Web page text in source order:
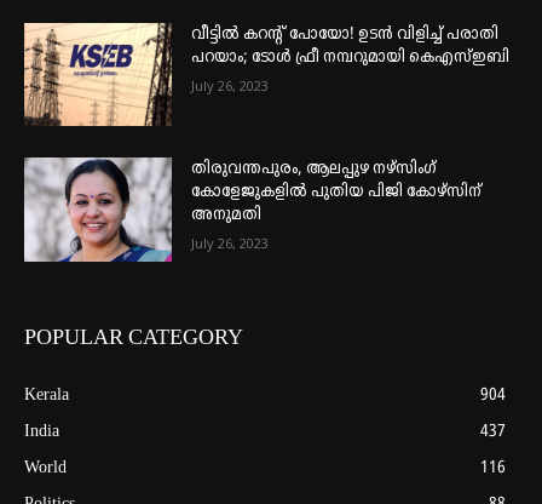
വീട്ടില്‍ കറന്റ് പോയോ! ഉടന്‍ വിളിച്ച് പരാതി
പറയാം; ടോള്‍ ഫ്രീ നമ്പറുമായി കെഎസ്ഇബി
July 26, 2023
തിരുവന്തപുരം, ആലപ്പുഴ നഴ്‌സിംഗ്
കോളേജുകളില്‍ പുതിയ പിജി കോഴ്‌സിന്
അനുമതി
July 26, 2023
POPULAR CATEGORY
Kerala
904
India
437
World
116